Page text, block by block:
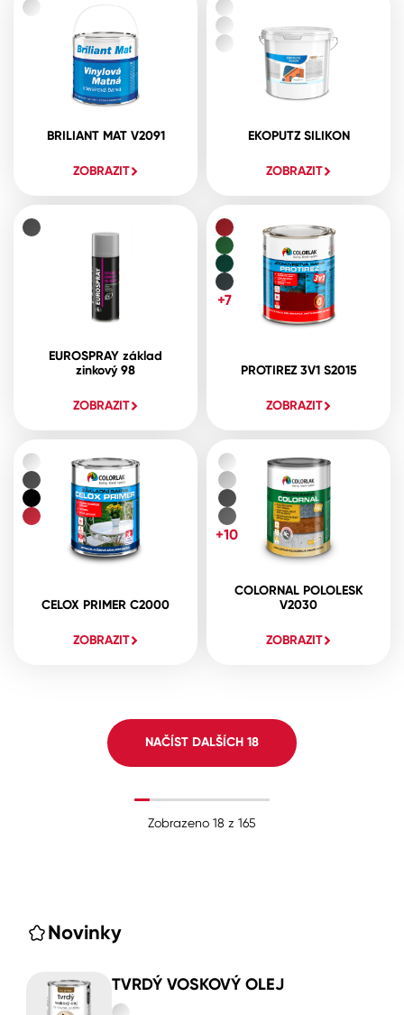
BRILIANT MAT V2091
ZOBRAZIT
EKOPUTZ SILIKON
ZOBRAZIT
EUROSPRAY základ
zinkový 98
ZOBRAZIT
PROTIREZ 3V1 S2015
ZOBRAZIT
+7
CELOX PRIMER C2000
ZOBRAZIT
COLORNAL POLOLESK
V2030
ZOBRAZIT
+10
NAČÍST DALŠÍCH 18
Zobrazeno 18 z 165
Novinky
TVRDÝ VOSKOVÝ OLEJ